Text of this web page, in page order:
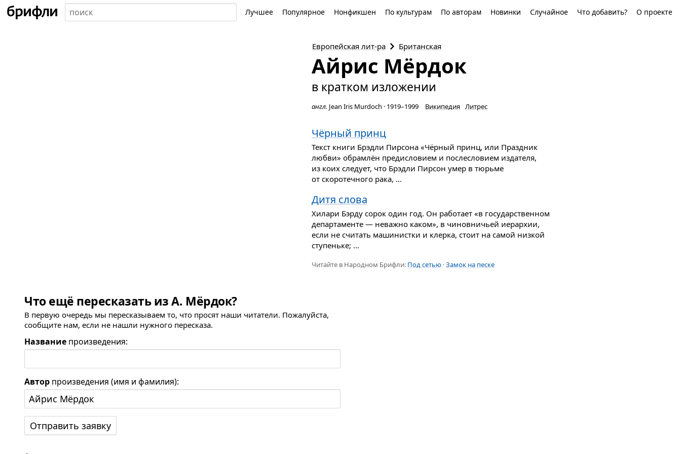
Лучшее Популярное Нонфикшен По культурам По авторам Новинки Случайное Что добавить? О проекте
Европейская лит-ра Британская
Айрис Мёрдок
в кратком изложении
англ. Jean Iris Murdoch · 1919–1999 Википедия Литрес
Чёрный принц
Текст книги Брэдли Пирсона «Чёрный принц, или Праздник
любви» обрамлён предисловием и послесловием издателя,
из коих следует, что Брэдли Пирсон умер в тюрьме
от скоротечного рака, ...
Дитя слова
Хилари Бэрду сорок один год. Он работает «в государственном
департаменте — неважно каком», в чиновничьей иерархии,
если не считать машинистки и клерка, стоит на самой низкой
ступеньке; ...
Читайте в Народном Брифли: Под сетью ·Замок на песке
Что ещё пересказать из А. Мёрдок?
В первую очередь мы пересказываем то, что просят наши читатели. Пожалуйста,
сообщите нам, если не нашли нужного пересказа.
Название произведения:
Автор произведения (имя и фамилия):